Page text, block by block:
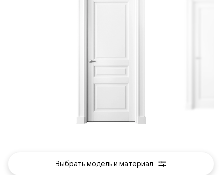
Выбрать модель и материал